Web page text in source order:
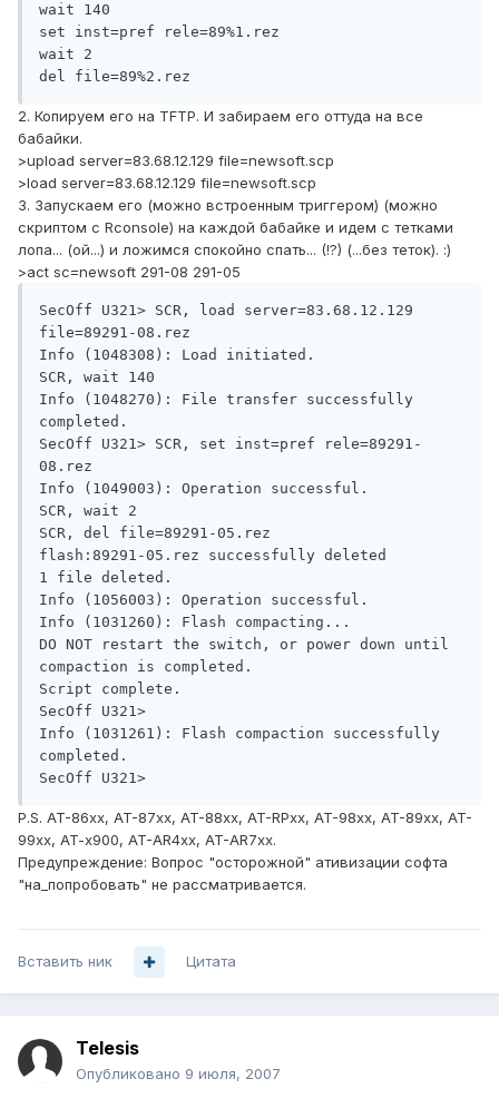
wait 140
set inst=pref rele=89%1.rez
wait 2
del file=89%2.rez
2. Копируем его на TFTP. И забираем его оттуда на все
бабайки.
>upload server=83.68.12.129 file=newsoft.scp
>load server=83.68.12.129 file=newsoft.scp
3. Запускаем его (можно встроенным триггером) (можно
скриптом с Rconsole) на каждой бабайке и идем с тетками
лопа... (ой...) и ложимся спокойно спать... (!?) (...без теток). :)
>act sc=newsoft 291-08 291-05
SecOff U321> SCR, load server=83.68.12.129
file=89291-08.rez
Info (1048308): Load initiated.
SCR, wait 140
Info (1048270): File transfer successfully
completed.
SecOff U321> SCR, set inst=pref rele=89291-
08.rez
Info (1049003): Operation successful.
SCR, wait 2
SCR, del file=89291-05.rez
flash:89291-05.rez successfully deleted
1 file deleted.
Info (1056003): Operation successful.
Info (1031260): Flash compacting...
DO NOT restart the switch, or power down until
compaction is completed.
Script complete.
SecOff U321>
Info (1031261): Flash compaction successfully
completed.
SecOff U321>
P.S. AT-86xx, AT-87xx, AT-88xx, AT-RPxx, AT-98xx, AT-89xx, AT-
99xx, AT-x900, AT-AR4xx, AT-AR7xx.
Предупреждение: Вопрос "осторожной" ативизации софта
"на_попробовать" не рассматривается.
Вставить ник Цитата
Telesis
Опубликовано 9 июля, 2007